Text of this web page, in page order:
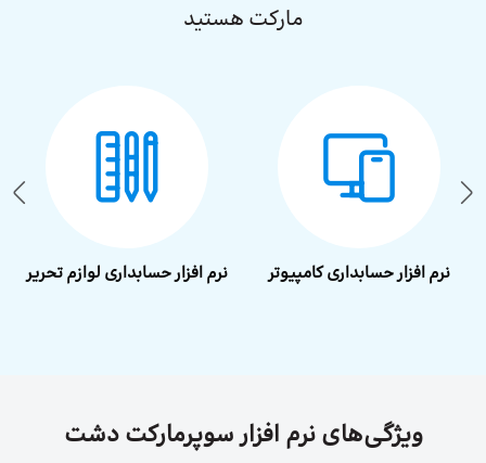
مارکت هستید
نرم‌ افزار حسابداری کامپیوتر نرم افزار حسابداری لوازم تحریر
ویژگی‌های نرم‌ افزار سوپرمارکت دشت